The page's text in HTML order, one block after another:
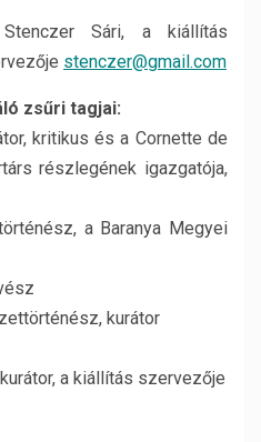
Sári, a kiállítás
stenczer@gmail.com
zsűri tagjai:
kritikus és a Cornette de
részlegének igazgatója,
a Baranya Megyei
kurátor
a kiállítás szervezője